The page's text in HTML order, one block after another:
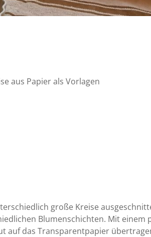
aus Papier als Vorlagen
große Kreise
Blumenschichten. Mit einem
auf das Transparentpapier